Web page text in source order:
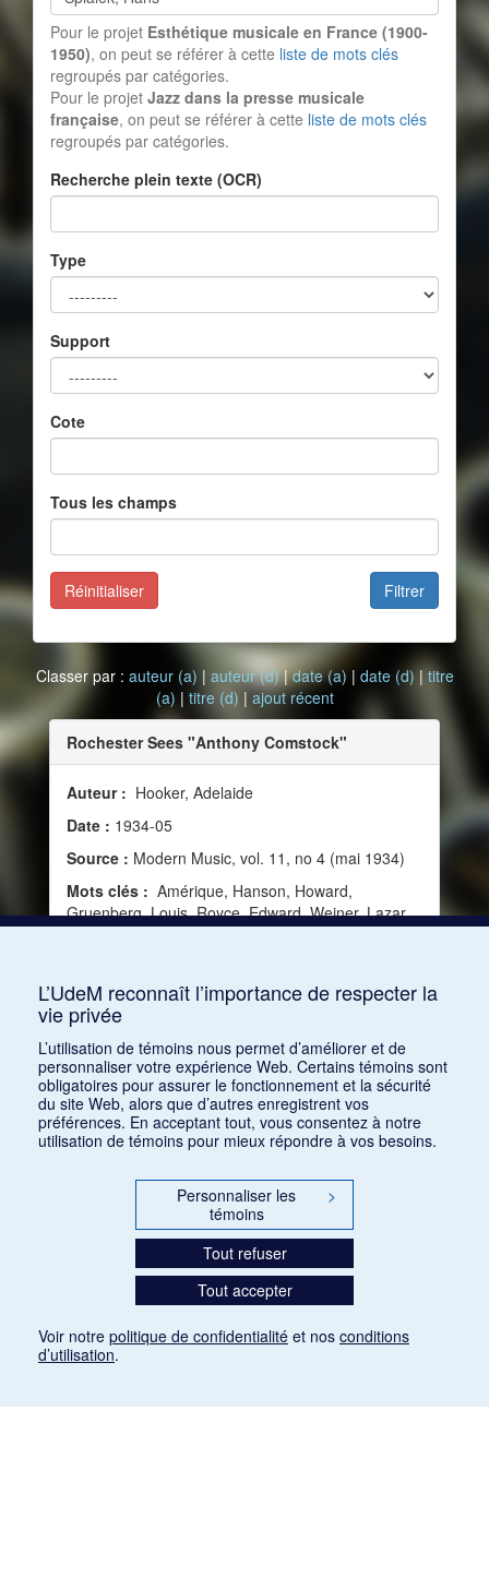
Pour le projet Esthétique musicale en France (1900-
1950), on peut se référer à cette liste de mots clés
regroupés par catégories.
Pour le projet Jazz dans la presse musicale
française, on peut se référer à cette liste de mots clés
regroupés par catégories.
Recherche plein texte (OCR)
Type
Support
Cote
Tous les champs
Filtrer
Réinitialiser
Classer par : auteur (a) | auteur (d)|date (a) | date (d) | titre
(a) | titre (d) | ajout récent
Rochester Sees "Anthony Comstock"
Auteur : Hooker, Adelaide
Date : 1934-05
Source : Modern Music, vol. 11, no 4 (mai 1934)
Mots clés : Amérique, Hanson, Howard,
Gruenberg, Louis, Royce, Edward, Weiner, Lazar,
L’UdeM reconnaît l’importance de respecter la
vie privée
L’utilisation de témoins nous permet d’améliorer et de
personnaliser votre expérience Web. Certains témoins sont
obligatoires pour assurer le fonctionnement et la sécurité
du site Web, alors que d’autres enregistrent vos
préférences. En acceptant tout, vous consentez à notre
utilisation de témoins pour mieux répondre à vos besoins.
Personnaliser les
témoins
>
Tout refuser
Tout accepter
Voir notre politique de confidentialité et nos conditions
d’utilisation.